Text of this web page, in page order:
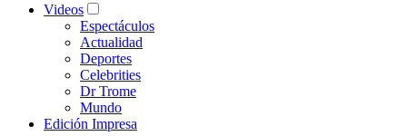
Videos
Espectáculos
Actualidad
Deportes
Celebrities
Dr Trome
Mundo
Edición Impresa